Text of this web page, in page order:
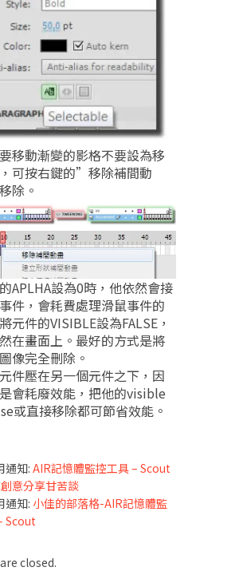
移動漸變的影格不要設為移
可按右鍵的”移除補間動
除。
APLHA設為0時，他依然會接
件，會耗費處理滑鼠事件的
元件的VISIBLE設為FALSE，
在畫面上。最好的方式是將
像完全刪除。
件壓在另一個元件之下，因
會耗廢效能，把他的visible
或直接移除都可節省效能。
通知: AIR記憶體監控工具 – Scout
意分享甘苦談
通知: 小佳的部落格-AIR記憶體監
Scout
closed.